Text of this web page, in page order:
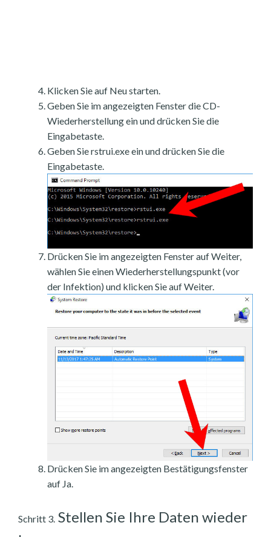
Klicken Sie auf Neu starten.
Geben Sie im angezeigten Fenster die CD-
Wiederherstellung ein und drücken Sie die
Eingabetaste.
Geben Sie rstrui.exe ein und drücken Sie die
Eingabetaste.
Drücken Sie im angezeigten Fenster auf Weiter,
wählen Sie einen Wiederherstellungspunkt (vor
der Infektion) und klicken Sie auf Weiter.
Drücken Sie im angezeigten Bestätigungsfenster
auf Ja.
Schritt 3. Stellen Sie Ihre Daten wieder